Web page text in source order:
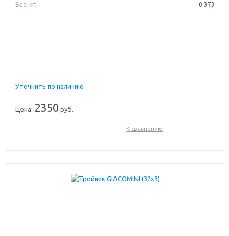
Вес, кг: 0.373
Уточнить по наличию
Цена: 2350 руб.
К сравнению